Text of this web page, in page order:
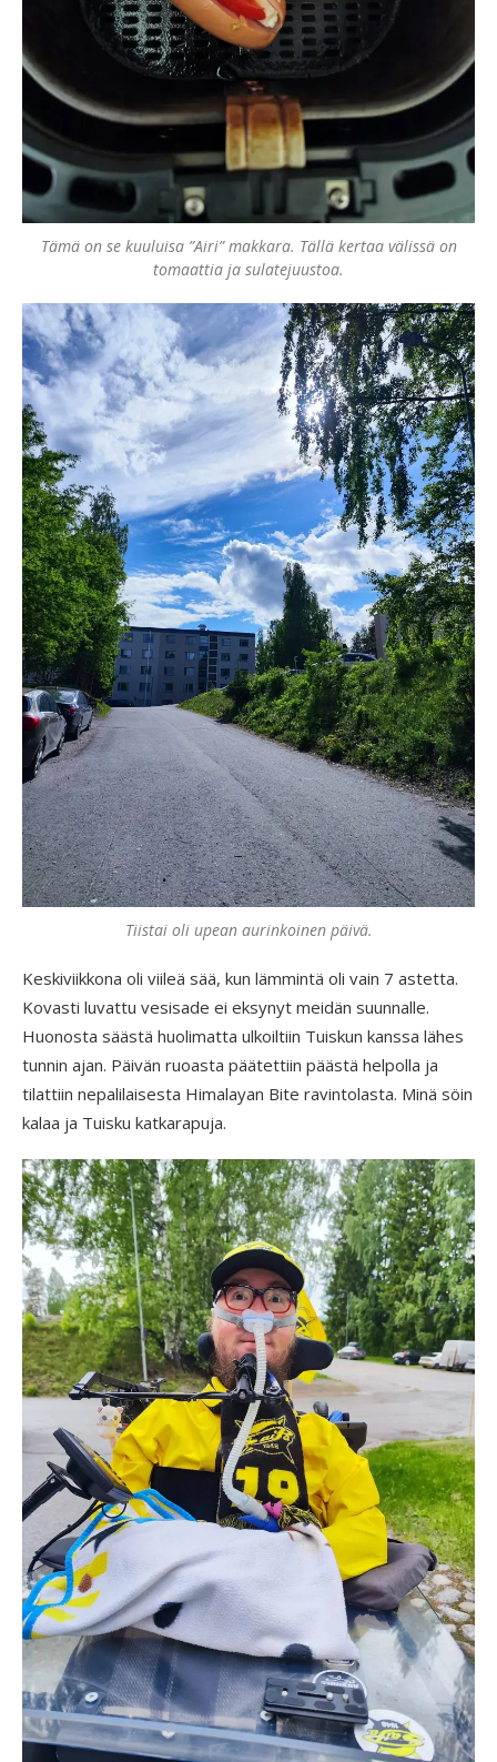
Tämä on se kuuluisa ”Airi” makkara. Tällä kertaa välissä on
tomaattia ja sulatejuustoa.
Tiistai oli upean aurinkoinen päivä.
Keskiviikkona oli viileä sää, kun lämmintä oli vain 7 astetta.
Kovasti luvattu vesisade ei eksynyt meidän suunnalle.
Huonosta säästä huolimatta ulkoiltiin Tuiskun kanssa lähes
tunnin ajan. Päivän ruoasta päätettiin päästä helpolla ja
tilattiin nepalilaisesta Himalayan Bite ravintolasta. Minä söin
kalaa ja Tuisku katkarapuja.